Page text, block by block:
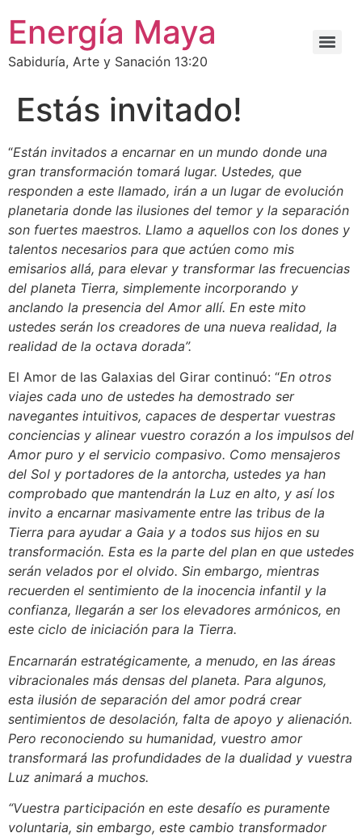
Energía Maya
Sabiduría, Arte y Sanación 13:20
Estás invitado!
“Están invitados a encarnar en un mundo donde una
gran transformación tomará lugar. Ustedes, que
responden a este llamado, irán a un lugar de evolución
planetaria donde las ilusiones del temor y la separación
son fuertes maestros. Llamo a aquellos con los dones y
talentos necesarios para que actúen como mis
emisarios allá, para elevar y transformar las frecuencias
del planeta Tierra, simplemente incorporando y
anclando la presencia del Amor allí. En este mito
ustedes serán los creadores de una nueva realidad, la
realidad de la octava dorada”.
El Amor de las Galaxias del Girar continuó: “En otros
viajes cada uno de ustedes ha demostrado ser
navegantes intuitivos, capaces de despertar vuestras
conciencias y alinear vuestro corazón a los impulsos del
Amor puro y el servicio compasivo. Como mensajeros
del Sol y portadores de la antorcha, ustedes ya han
comprobado que mantendrán la Luz en alto, y así los
invito a encarnar masivamente entre las tribus de la
Tierra para ayudar a Gaia y a todos sus hijos en su
transformación. Esta es la parte del plan en que ustedes
serán velados por el olvido. Sin embargo, mientras
recuerden el sentimiento de la inocencia infantil y la
confianza, llegarán a ser los elevadores armónicos, en
este ciclo de iniciación para la Tierra.
Encarnarán estratégicamente, a menudo, en las áreas
vibracionales más densas del planeta. Para algunos,
esta ilusión de separación del amor podrá crear
sentimientos de desolación, falta de apoyo y alienación.
Pero reconociendo su humanidad, vuestro amor
transformará las profundidades de la dualidad y vuestra
Luz animará a muchos.
“Vuestra participación en este desafío es puramente
voluntaria, sin embargo, este cambio transformador